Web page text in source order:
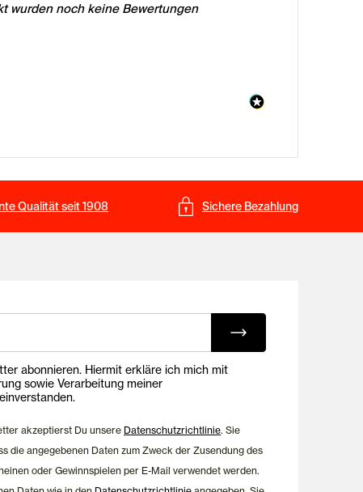
wurden noch keine Bewertungen
Qualität seit 1908 Sichere Bezahlung
E-Mails
Hiermit erkläre ich mich mit
sowie Verarbeitung meiner
akzeptierst Du unsere Datenschutzrichtlinie. Sie
die angegebenen Daten zum Zweck der Zusendung des
oder Gewinnspielen per E-Mail verwendet werden.